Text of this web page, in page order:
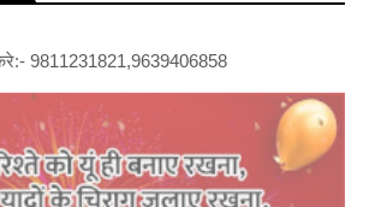
करे:- 9811231821,9639406858